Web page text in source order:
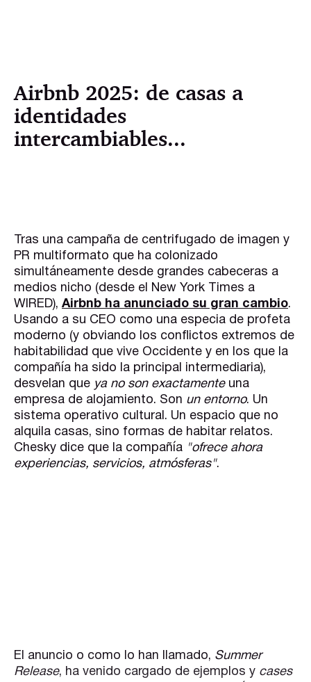
Airbnb 2025: de casas a
identidades
intercambiables...
Tras una campaña de centrifugado de imagen y
PR multiformato que ha colonizado
simultáneamente desde grandes cabeceras a
medios nicho (desde el New York Times a
WIRED), Airbnb ha anunciado su gran cambio.
Usando a su CEO como una especia de profeta
moderno (y obviando los conflictos extremos de
habitabilidad que vive Occidente y en los que la
compañía ha sido la principal intermediaria),
desvelan que ya no son exactamenteuna
empresa de alojamiento. Son un entorno. Un
sistema operativo cultural. Un espacio que no
alquila casas, sino formas de habitar relatos.
Chesky dice que la compañía "ofrece ahora
experiencias, servicios, atmósferas".
El anuncio o como lo han llamado, Summer
Release, ha venido cargado de ejemplos y cases